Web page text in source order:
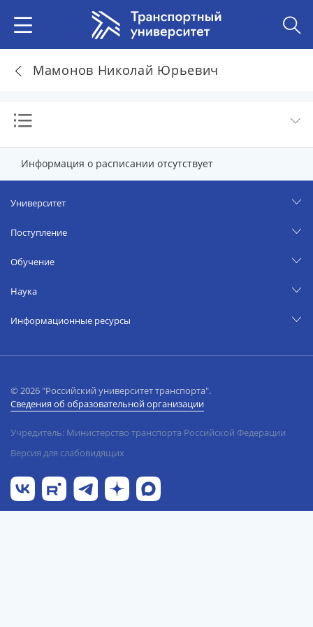
Мамонов Николай Юрьевич
Информация о расписании отсутствует
Университет
Поступление
Обучение
Наука
Информационные ресурсы
© 2026 "Российский университет транспорта".
Сведения об образовательной организации
Учредитель: Министерство транспорта Российской Федерации
Версия для слабовидящих